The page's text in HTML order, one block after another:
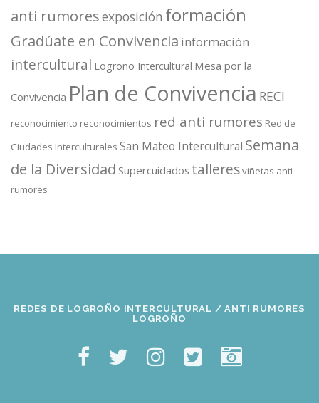
anti rumoresexposición formación
Gradúate en Convivencia información
intercultural Logroño Intercultural Mesa por la
Convivencia Plan de Convivencia RECI
reconocimiento reconocimientos red anti rumores Red de
Ciudades Interculturales San Mateo Intercultural Semana
de la Diversidad Supercuidados talleresviñetas anti
rumores
REDES DE LOGROÑO INTERCULTURAL / ANTI RUMORES
LOGROÑO